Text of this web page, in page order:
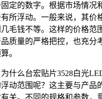
定的数字。根据市场情况
所浮动。一般来说，其价
毛钱不等。这样的价格范
品质量的严格把控，也充分
。
什么台宏贴片3528白光
动范围呢？这主要与产品
关。不同的规格和参数，